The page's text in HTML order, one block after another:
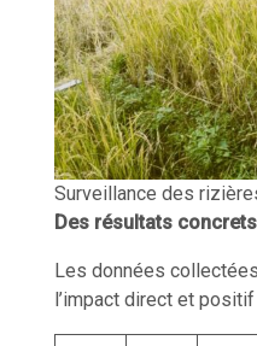
Surveillance des
Des résultats
Les données
l’impact direct et